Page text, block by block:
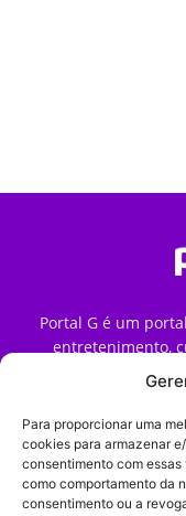
Para proporcionar uma
cookies para armazenar
consentimento com
como comportamento da
consentimento ou a
Portal G é um
entretenimento,
streaming, games
forma como o